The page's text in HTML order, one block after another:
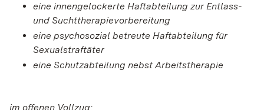
eine innengelockerte Haftabteilung zur Entlass-
und Suchttherapievorbereitung
eine psychosozial betreute Haftabteilung für
Sexualstraftäter
eine Schutzabteilung nebst Arbeitstherapie
im offenen Vollzug: